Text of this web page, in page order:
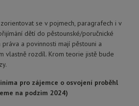
se v pojmech, paragrafech i v
dětí do pěstounské/poručnické
práva a povinnosti mají pěstouni a
vlastně rozdíl. Krom teorie jistě bude
pro zájemce o osvojení proběhl
na podzim 2024)